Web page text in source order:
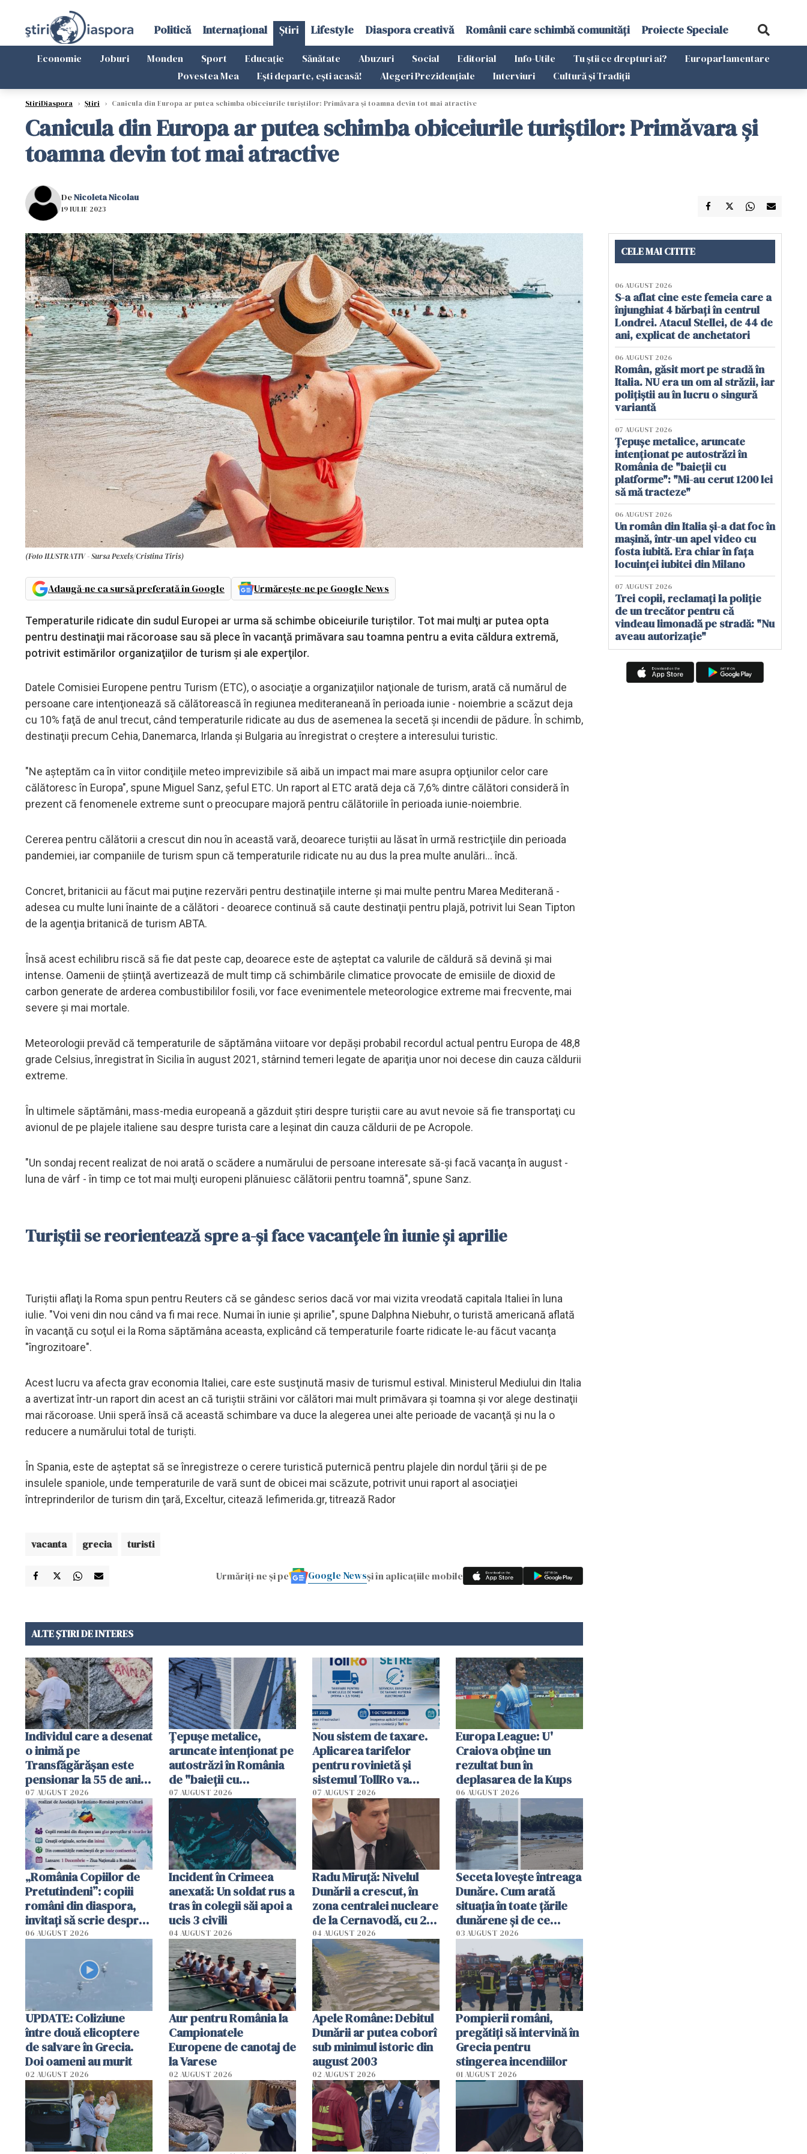
Politică Internațional Știri Lifestyle Diaspora creativă Românii care schimbă comunități Proiecte Speciale
Economie Joburi Monden Sport Educație Sănătate Abuzuri Social Editorial Info-Utile Tu știi ce drepturi ai?
Europarlamentare
Povestea Mea
Ești departe, ești acasă! Alegeri Prezidențiale Interviuri Cultură și Tradiții
StiriDiaspora › Știri › Canicula din Europa ar putea schimba obiceiurile turiştilor: Primăvara și toamna devin tot mai atractive
Canicula din Europa ar putea schimba obiceiurile turiştilor: Primăvara și
toamna devin tot mai atractive
DeNicoleta Nicolau
19 IULIE 2023
(Foto ILUSTRATIV - Sursa Pexels/Cristina Tiris)
Adaugă-ne ca sursă preferată în Google Urmărește-ne pe Google News
Temperaturile ridicate din sudul Europei ar urma să schimbe obiceiurile turiştilor. Tot mai mulţi ar putea opta
pentru destinaţii mai răcoroase sau să plece în vacanţă primăvara sau toamna pentru a evita căldura extremă,
potrivit estimărilor organizaţiilor de turism şi ale experţilor.
Datele Comisiei Europene pentru Turism (ETC), o asociaţie a organizaţiilor naţionale de turism, arată că numărul de
persoane care intenţionează să călătorească în regiunea mediteraneană în perioada iunie - noiembrie a scăzut deja
cu 10% faţă de anul trecut, când temperaturile ridicate au dus de asemenea la secetă şi incendii de pădure. În schimb,
destinaţii precum Cehia, Danemarca, Irlanda şi Bulgaria au înregistrat o creştere a interesului turistic.
"Ne aşteptăm ca în viitor condiţiile meteo imprevizibile să aibă un impact mai mare asupra opţiunilor celor care
călătoresc în Europa", spune Miguel Sanz, şeful ETC. Un raport al ETC arată deja că 7,6% dintre călători consideră în
prezent că fenomenele extreme sunt o preocupare majoră pentru călătoriile în perioada iunie-noiembrie.
Cererea pentru călătorii a crescut din nou în această vară, deoarece turiştii au lăsat în urmă restricţiile din perioada
pandemiei, iar companiile de turism spun că temperaturile ridicate nu au dus la prea multe anulări... încă.
Concret, britanicii au făcut mai puţine rezervări pentru destinaţiile interne şi mai multe pentru Marea Mediterană -
adesea cu multe luni înainte de a călători - deoarece continuă să caute destinaţii pentru plajă, potrivit lui Sean Tipton
de la agenţia britanică de turism ABTA.
Însă acest echilibru riscă să fie dat peste cap, deoarece este de aşteptat ca valurile de căldură să devină şi mai
intense. Oamenii de ştiinţă avertizează de mult timp că schimbările climatice provocate de emisiile de dioxid de
carbon generate de arderea combustibililor fosili, vor face evenimentele meteorologice extreme mai frecvente, mai
severe şi mai mortale.
Meteorologii prevăd că temperaturile de săptămâna viitoare vor depăşi probabil recordul actual pentru Europa de 48,8
grade Celsius, înregistrat în Sicilia în august 2021, stârnind temeri legate de apariţia unor noi decese din cauza căldurii
extreme.
În ultimele săptămâni, mass-media europeană a găzduit ştiri despre turiştii care au avut nevoie să fie transportaţi cu
avionul de pe plajele italiene sau despre turista care a leşinat din cauza căldurii de pe Acropole.
"Un sondaj recent realizat de noi arată o scădere a numărului de persoane interesate să-şi facă vacanţa în august -
luna de vârf - în timp ce tot mai mulţi europeni plănuiesc călătorii pentru toamnă", spune Sanz.
Turiştii se reorientează spre a-şi face vacanţele în iunie şi aprilie
Turiştii aflaţi la Roma spun pentru Reuters că se gândesc serios dacă vor mai vizita vreodată capitala Italiei în luna
iulie. "Voi veni din nou când va fi mai rece. Numai în iunie şi aprilie", spune Dalphna Niebuhr, o turistă americană aflată
în vacanţă cu soţul ei la Roma săptămâna aceasta, explicând că temperaturile foarte ridicate le-au făcut vacanţa
"îngrozitoare".
Acest lucru va afecta grav economia Italiei, care este susţinută masiv de turismul estival. Ministerul Mediului din Italia
a avertizat într-un raport din acest an că turiştii străini vor călători mai mult primăvara şi toamna şi vor alege destinaţii
mai răcoroase. Unii speră însă că această schimbare va duce la alegerea unei alte perioade de vacanţă şi nu la o
reducere a numărului total de turişti.
În Spania, este de aşteptat să se înregistreze o cerere turistică puternică pentru plajele din nordul ţării şi de pe
insulele spaniole, unde temperaturile de vară sunt de obicei mai scăzute, potrivit unui raport al asociaţiei
întreprinderilor de turism din ţară, Exceltur, citează Iefimerida.gr, titrează Rador
vacanta grecia turisti
Urmăriți-ne și pe Google Newsși în aplicațiile mobile
ALTE ȘTIRI DE INTERES
Individul care a desenat
o inimă pe
Transfăgărășan este
pensionar la 55 de ani.
Poliția l-a identificat
07 AUGUST 2026
Țepușe metalice,
aruncate intenționat pe
autostrăzi în România
de "baieții cu
platforme": "Mi-au
cerut 1200 lei să mă
tracteze"
07 AUGUST 2026
Nou sistem de taxare.
Aplicarea tarifelor
pentru rovinietă şi
sistemul TollRo va
începe la 1 octombrie
07 AUGUST 2026
Europa League: U'
Craiova obține un
rezultat bun în
deplasarea de la Kups
06 AUGUST 2026
„România Copiilor de
Pretutindeni”: copiii
români din diaspora,
invitați să scrie despre
România într-un volum
06 AUGUST 2026
Incident în Crimeea
anexată: Un soldat rus a
tras în colegii săi apoi a
ucis 3 civili
04 AUGUST 2026
Radu Miruţă: Nivelul
Dunării a crescut, în
zona centralei nucleare
de la Cernavodă, cu 2
cm faţă de ziua trecută
04 AUGUST 2026
Seceta lovește întreaga
Dunăre. Cum arată
situația în toate țările
dunărene și de ce
România resimte
efectele, deși a plouat
în iulie
03 AUGUST 2026
UPDATE: Coliziune
între două elicoptere
de salvare în Grecia.
Doi oameni au murit
02 AUGUST 2026
Aur pentru România la
Campionatele
Europene de canotaj de
la Varese
02 AUGUST 2026
Apele Române: Debitul
Dunării ar putea coborî
sub minimul istoric din
august 2003
02 AUGUST 2026
Pompierii români,
pregătiţi să intervină în
Grecia pentru
stingerea incendiilor
01 AUGUST 2026
CELE MAI CITITE
06 AUGUST 2026
S-a aflat cine este femeia care a
înjunghiat 4 bărbați în centrul
Londrei. Atacul Stellei, de 44 de
ani, explicat de anchetatori
06 AUGUST 2026
Român, găsit mort pe stradă în
Italia. NU era un om al străzii, iar
polițiștii au în lucru o singură
variantă
07 AUGUST 2026
Țepușe metalice, aruncate
intenționat pe autostrăzi în
România de "baieții cu
platforme": "Mi-au cerut 1200 lei
să mă tracteze"
06 AUGUST 2026
Un român din Italia și-a dat foc în
mașină, într-un apel video cu
fosta iubită. Era chiar în fața
locuinței iubitei din Milano
07 AUGUST 2026
Trei copii, reclamați la poliție
de un trecător pentru că
vindeau limonadă pe stradă: "Nu
aveau autorizație"